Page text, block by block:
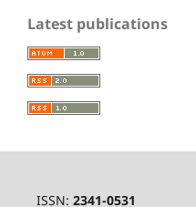
Latest publications
ISSN: 2341-0531